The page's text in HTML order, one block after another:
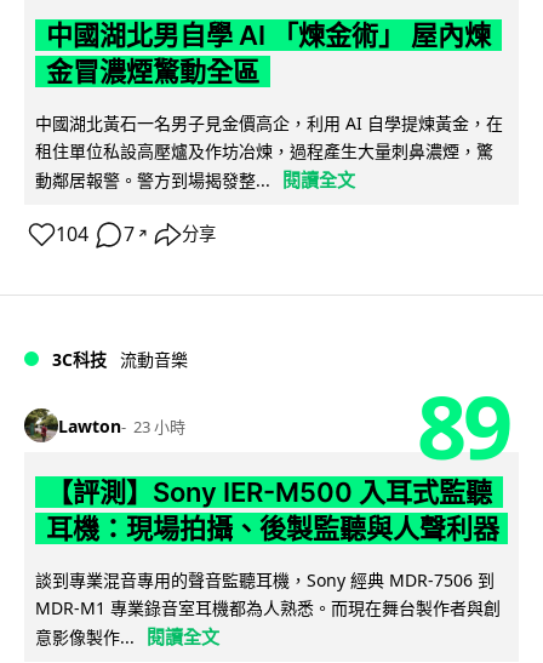
中國湖北男自學 AI 「煉金術」 屋內煉
金冒濃煙驚動全區
中國湖北黃石一名男子見金價高企，利用 AI 自學提煉黃金，在
租住單位私設高壓爐及作坊冶煉，過程產生大量刺鼻濃煙，驚
動鄰居報警。警方到場揭發整...
閱讀全文
104 7 ↗ 分享
3C科技 流動音樂
Lawton 23 小時 89
【評測】Sony IER-M500 入耳式監聽
耳機：現場拍攝、後製監聽與人聲利器
談到專業混音專用的聲音監聽耳機，Sony 經典 MDR-7506 到
MDR-M1 專業錄音室耳機都為人熟悉。而現在舞台製作者與創
意影像製作...
閱讀全文